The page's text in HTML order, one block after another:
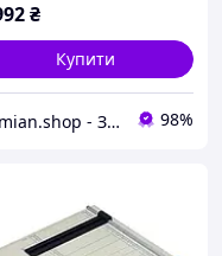
₴
Купити
damian.shop - Знайдеться все! Техніка і не лише... 98%